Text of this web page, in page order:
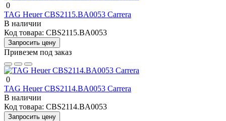
0
TAG Heuer CBS2115.BA0053 Carrera
В наличии
Код товара: CBS2115.BA0053
Запросить цену
Привезем под заказ
0
TAG Heuer CBS2114.BA0053 Carrera
В наличии
Код товара: CBS2114.BA0053
Запросить цену